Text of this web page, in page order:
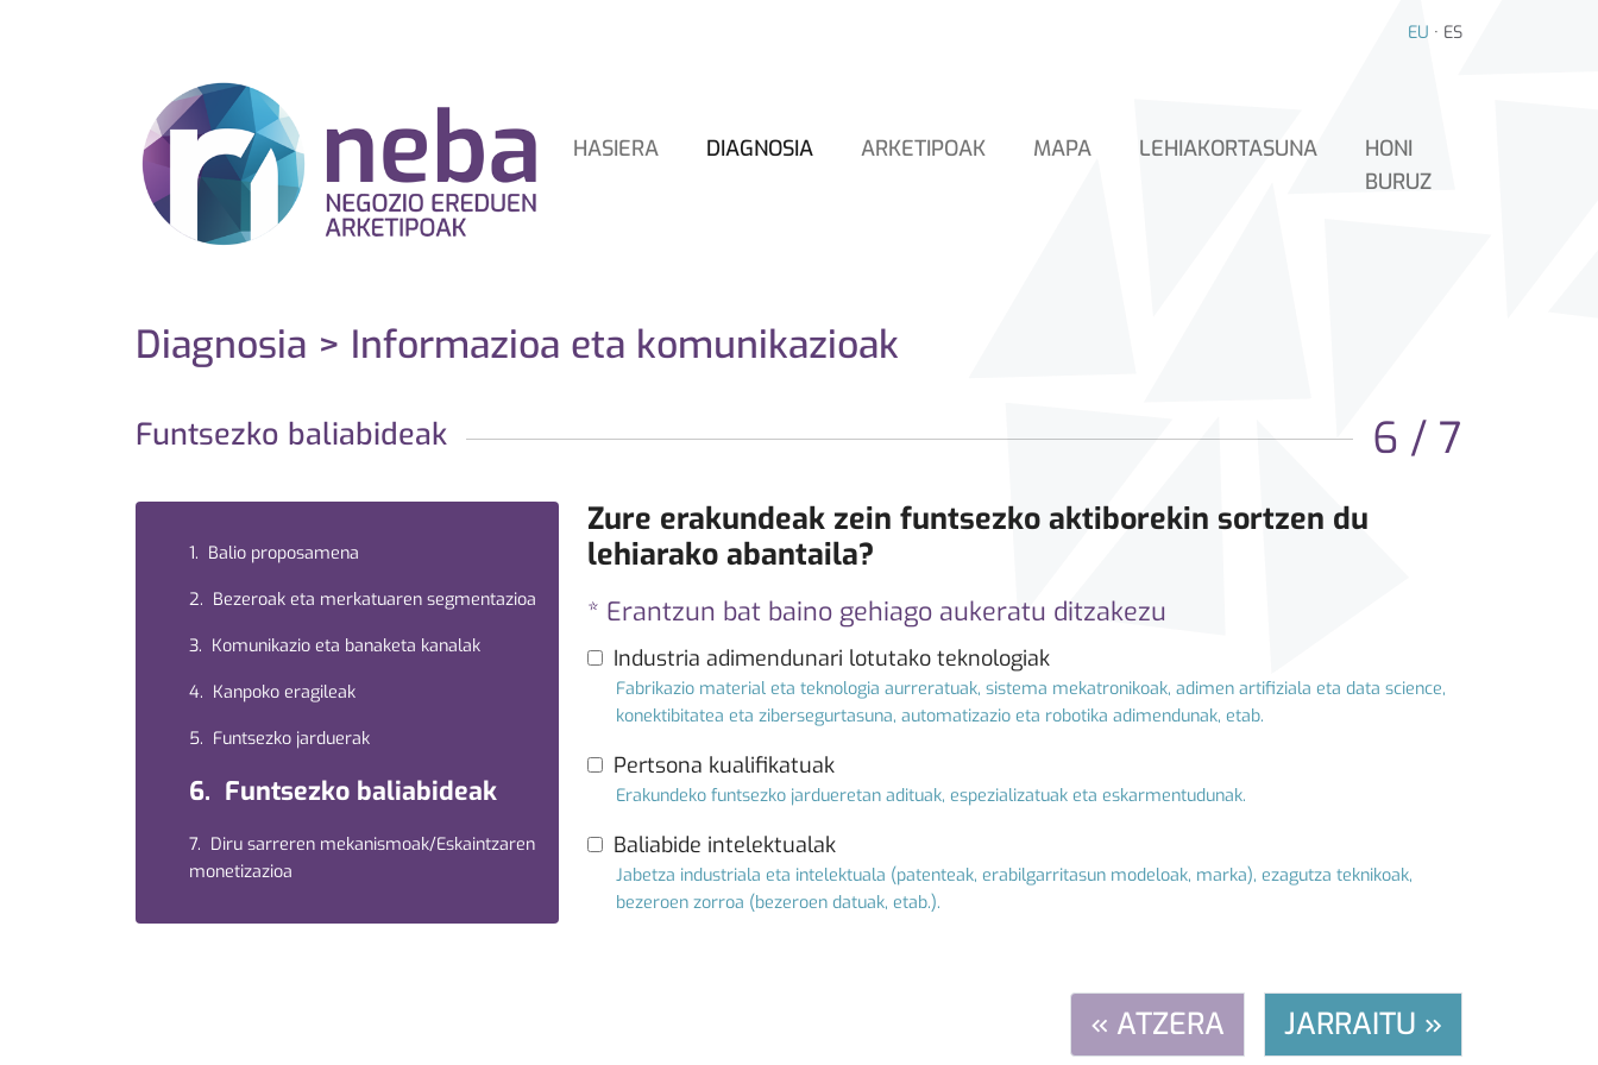
EU · ES
HASIERA DIAGNOSIA ARKETIPOAK MAPA LEHIAKORTASUNA
HONI
BURUZ
Diagnosia > Informazioa eta komunikazioak
Funtsezko baliabideak 6 / 7
1. Balio proposamena
2. Bezeroak eta merkatuaren segmentazioa
3. Komunikazio eta banaketa kanalak
4. Kanpoko eragileak
5. Funtsezko jarduerak
6. Funtsezko baliabideak
7. Diru sarreren mekanismoak/Eskaintzaren
monetizazioa
Zure erakundeak zein funtsezko aktiborekin sortzen du
lehiarako abantaila?
* Erantzun bat baino gehiago aukeratu ditzakezu
Industria adimendunari lotutako teknologiak
Fabrikazio material eta teknologia aurreratuak, sistema mekatronikoak, adimen artifiziala eta data science,
konektibitatea eta zibersegurtasuna, automatizazio eta robotika adimendunak, etab.
Pertsona kualifikatuak
Erakundeko funtsezko jardueretan adituak, espezializatuak eta eskarmentudunak.
Baliabide intelektualak
Jabetza industriala eta intelektuala (patenteak, erabilgarritasun modeloak, marka), ezagutza teknikoak,
bezeroen zorroa (bezeroen datuak, etab.).
« ATZERA JARRAITU »